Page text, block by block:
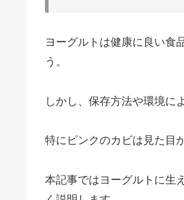
ヨーグルトは健康に良い食
う。
しかし、保存方法や環境に
特にピンクのカビは見た目
本記事ではヨーグルトに生